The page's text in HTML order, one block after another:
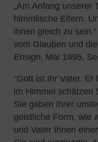
„Am Anfang unserer
himmlische Eltern.
ihnen gleich zu
vom Glauben und
Ensign, Mai 1995,
“Gott ist Ihr Vater.
im Himmel schätzen
Sie gaben Ihrer
geistliche Form, wie
und Vater Ihnen